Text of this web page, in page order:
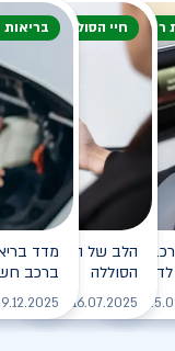
רכב
לקריאה
רכב חשמלי
רכב חשמלי - כל מה
לקריאה
חיי הסוללה
הלב של הרכב
הסוללה
16.07.2025
ברכב